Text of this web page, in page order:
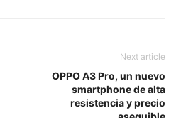
Next article
OPPO A3 Pro, un nuevo
smartphone de alta
resistencia y precio